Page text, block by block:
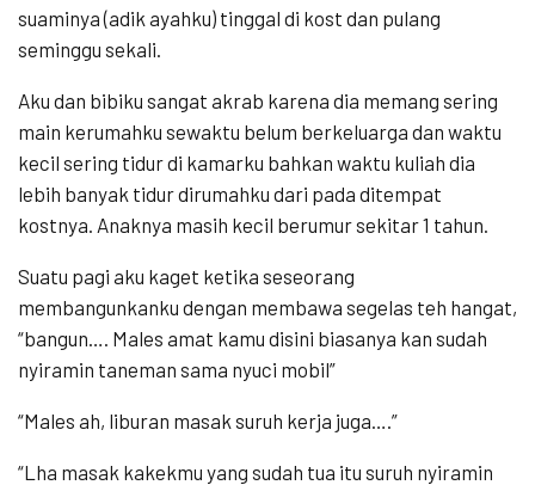
suaminya (adik ayahku) tinggal di kost dan pulang
seminggu sekali.
Aku dan bibiku sangat akrab karena dia memang sering
main kerumahku sewaktu belum berkeluarga dan waktu
kecil sering tidur di kamarku bahkan waktu kuliah dia
lebih banyak tidur dirumahku dari pada ditempat
kostnya. Anaknya masih kecil berumur sekitar 1 tahun.
Suatu pagi aku kaget ketika seseorang
membangunkanku dengan membawa segelas teh hangat,
“bangun…. Males amat kamu disini biasanya kan sudah
nyiramin taneman sama nyuci mobil”
“Males ah, liburan masak suruh kerja juga….”
“Lha masak kakekmu yang sudah tua itu suruh nyiramin